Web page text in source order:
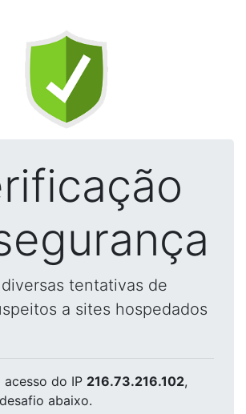
tentativas de
a sites hospedados
acesso do IP 216.73.216.102,
abaixo.